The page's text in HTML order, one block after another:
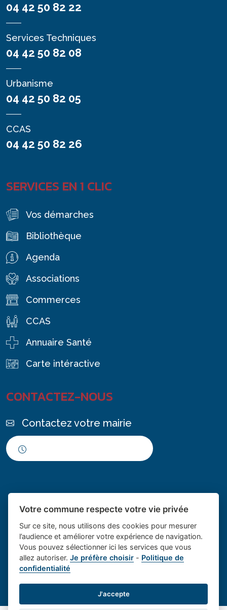
04 42 50 82 22
Services Techniques
04 42 50 82 08
Urbanisme
04 42 50 82 05
CCAS
04 42 50 82 26
SERVICES EN 1 CLIC
Vos démarches
Bibliothèque
Agenda
Associations
Commerces
CCAS
Annuaire Santé
Carte intéractive
CONTACTEZ-NOUS
Contactez votre mairie
Place du village la solution web
et appli des collectivités
- Le village de
Mentions légales- Gestion des cookies
Votre commune respecte votre vie privée
Sur ce site, nous utilisons des cookies pour mesurer
l’audience et améliorer votre expérience de navigation.
Vous pouvez sélectionner ici les services que vous
allez autoriser.Je préfère choisir - Politique de
confidentialité
J'accepte